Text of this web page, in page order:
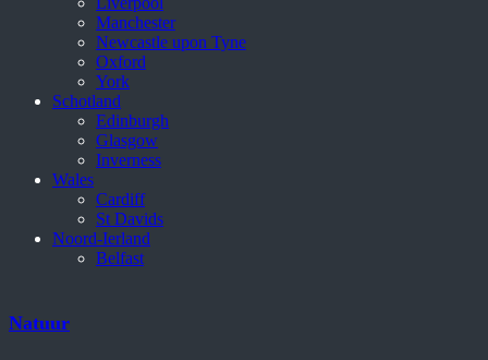
Manchester
Newcastle upon Tyne
Oxford
York
Schotland
Edinburgh
Glasgow
Inverness
Wales
Cardiff
St Davids
Noord-Ierland
Belfast
Natuur